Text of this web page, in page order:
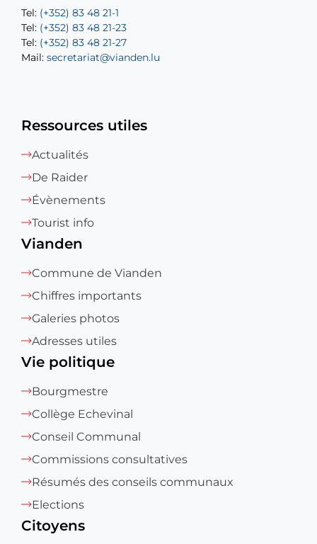
Tel: (+352) 83 48 21-1
Tel: (+352) 83 48 21-23
Tel: (+352) 83 48 21-27
Mail: secretariat@vianden.lu
Tel: (+352) 83 48 21-20
Tel: (+352) 83 48 21-22
Mail:sofia.carvalho@vianden.lu
Mail: diane.storn@vianden.lu
Ressources utiles
Actualités
De Raider
Évènements
Tourist info
Vianden
Commune de Vianden
Chiffres importants
Galeries photos
Adresses utiles
Vie politique
Bourgmestre
Collège Echevinal
Conseil Communal
Commissions consultatives
Résumés des conseils communaux
Elections
Citoyens